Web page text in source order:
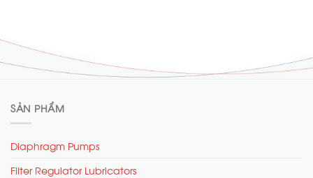
SẢN PHẨM
Diaphragm Pumps
Filter Regulator Lubricators